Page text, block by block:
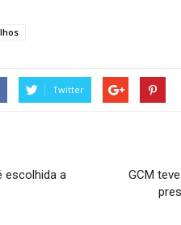
Twitter
escolhida a
GCM